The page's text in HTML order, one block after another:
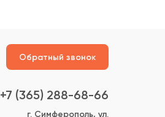
Обратный звонок
+7 (365) 288-68-66
г. Симферополь, ул.